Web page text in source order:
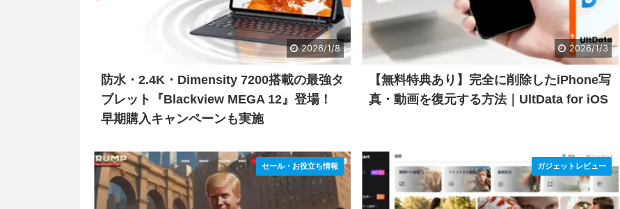
2026/1/8
防水・2.4K・Dimensity 7200搭載の最強タ
ブレット『Blackview MEGA 12』登場！
早期購入キャンペーンも実施
2026/1/3
【無料特典あり】完全に削除したiPhone写
真・動画を復元する方法｜UltData for iOS
セール・お役立ち情報 ガジェットレビュー